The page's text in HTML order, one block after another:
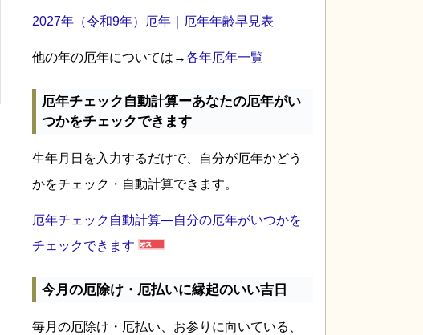
2027年（令和9年）厄年｜厄年年齢早見表
他の年の厄年については→各年厄年一覧
厄年チェック自動計算ーあなたの厄年がい
つかをチェックできます
生年月日を入力するだけで、自分が厄年かどう
かをチェック・自動計算できます。
厄年チェック自動計算―自分の厄年がいつかを
チェックできます
今月の厄除け・厄払いに縁起のいい吉日
毎月の厄除け・厄払い、お参りに向いている、